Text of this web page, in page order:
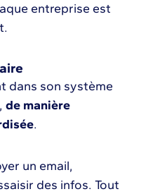
entreprise est
dans son système
de manière
.
un email,
des infos. Tout